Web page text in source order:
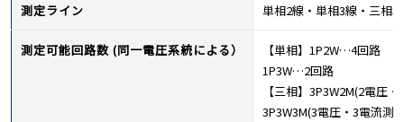
測定ライン 単相2線・単相3線・三相
測定可能回路数 (同一電圧系統による）
【単相】1P2W…4回路
1P3W…2回路
【三相】3P3W2M(2電圧
3P3W3M(3電圧・3電流測